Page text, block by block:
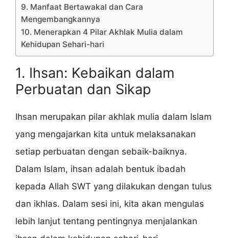
9. Manfaat Bertawakal dan Cara
Mengembangkannya
10. Menerapkan 4 Pilar Akhlak Mulia dalam
Kehidupan Sehari-hari
1. Ihsan: Kebaikan dalam
Perbuatan dan Sikap
Ihsan merupakan pilar akhlak mulia dalam Islam
yang mengajarkan kita untuk melaksanakan
setiap perbuatan dengan sebaik-baiknya.
Dalam Islam, ihsan adalah bentuk ibadah
kepada Allah SWT yang dilakukan dengan tulus
dan ikhlas. Dalam sesi ini, kita akan mengulas
lebih lanjut tentang pentingnya menjalankan